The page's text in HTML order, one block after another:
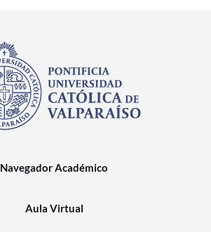
Navegador Académico
Aula Virtual